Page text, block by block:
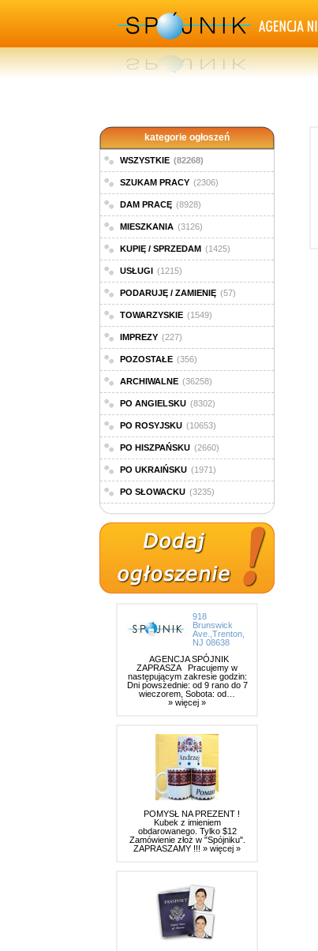
kategorie ogłoszeń
WSZYSTKIE (82268)
SZUKAM PRACY (2306)
DAM PRACĘ (8928)
MIESZKANIA (3126)
KUPIĘ / SPRZEDAM (1425)
USŁUGI (1215)
PODARUJĘ / ZAMIENIĘ (57)
TOWARZYSKIE (1549)
IMPREZY (227)
POZOSTAŁE (356)
ARCHIWALNE (36258)
PO ANGIELSKU (8302)
PO ROSYJSKU (10653)
PO HISZPAŃSKU (2660)
PO UKRAIŃSKU (1971)
PO SŁOWACKU (3235)
918
Brunswick
Ave.,Trenton,
NJ 08638
AGENCJA SPÓJNIK
ZAPRASZA Pracujemy w
następującym zakresie godzin:
Dni powszednie: od 9 rano do 7
wieczorem, Sobota: od…
» więcej »
POMYSŁ NA PREZENT !
Kubek z imieniem
obdarowanego. Tylko $12
Zamówienie złoż w "Spójniku".
ZAPRASZAMY !!! » więcej »